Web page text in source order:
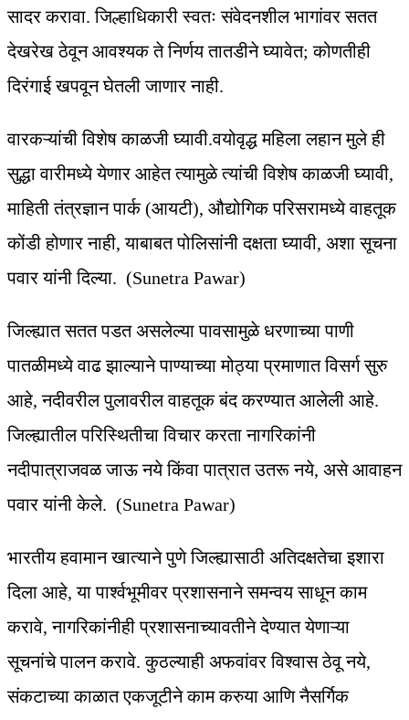
सादर करावा. जिल्हाधिकारी स्वतः संवेदनशील भागांवर सतत
देखरेख ठेवून आवश्यक ते निर्णय तातडीने घ्यावेत; कोणतीही
दिरंगाई खपवून घेतली जाणार नाही.
वारकऱ्यांची विशेष काळजी घ्यावी.वयोवृद्ध महिला लहान मुले ही
सुद्धा वारीमध्ये येणार आहेत त्यामुळे त्यांची विशेष काळजी घ्यावी,
माहिती तंत्रज्ञान पार्क (आयटी), औद्योगिक परिसरामध्ये वाहतूक
कोंडी होणार नाही, याबाबत पोलिसांनी दक्षता घ्यावी, अशा सूचना
पवार यांनी दिल्या. (Sunetra Pawar)
जिल्ह्यात सतत पडत असलेल्या पावसामुळे धरणाच्या पाणी
पातळीमध्ये वाढ झाल्याने पाण्याच्या मोठ्या प्रमाणात विसर्ग सुरु
आहे, नदीवरील पुलावरील वाहतूक बंद करण्यात आलेली आहे.
जिल्ह्यातील परिस्थितीचा विचार करता नागरिकांनी
नदीपात्राजवळ जाऊ नये किंवा पात्रात उतरू नये, असे आवाहन
पवार यांनी केले. (Sunetra Pawar)
भारतीय हवामान खात्याने पुणे जिल्ह्यासाठी अतिदक्षतेचा इशारा
दिला आहे, या पार्श्वभूमीवर प्रशासनाने समन्वय साधून काम
करावे, नागरिकांनीही प्रशासनाच्यावतीने देण्यात येणाऱ्या
सूचनांचे पालन करावे. कुठल्याही अफवांवर विश्वास ठेवू नये,
संकटाच्या काळात एकजूटीने काम करुया आणि नैसर्गिक